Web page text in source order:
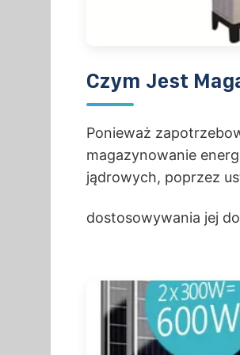
Czym Jest
Ponieważ
magazynowanie
jądrowych, poprzez
dostosowywania jej